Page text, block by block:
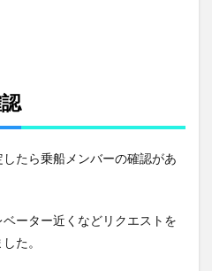
たら乗船メンバーの確認があ
ーター近くなどリクエストを
た。